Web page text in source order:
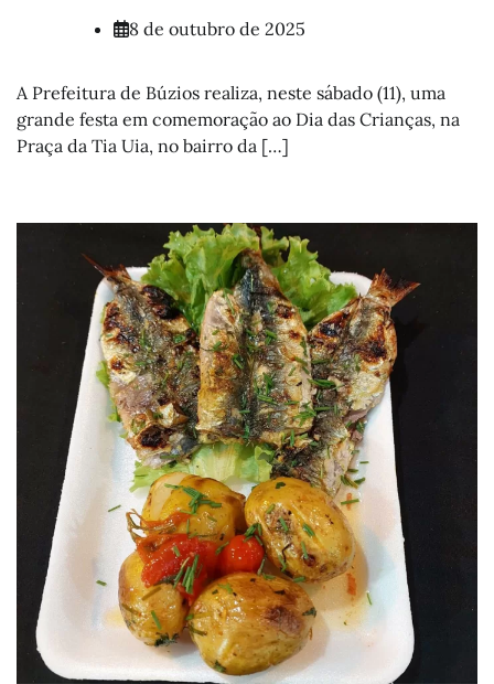
8 de outubro de 2025
A Prefeitura de Búzios realiza, neste sábado (11), uma
grande festa em comemoração ao Dia das Crianças, na
Praça da Tia Uia, no bairro da […]